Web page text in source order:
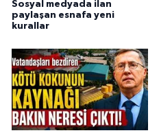
Sosyal medyada ilan
paylaşan esnafa yeni
kurallar